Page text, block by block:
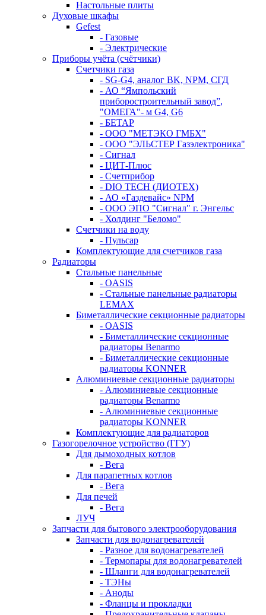
Настольные плиты
Духовые шкафы
Gefest
- Газовые
- Электрические
Приборы учёта (счётчики)
Счетчики газа
- SG-G4, аналог BK, NPM, СГД
- АО “Ямпольский
приборостроительный завод”,
"ОМЕГА"- м G4, G6
- БЕТАР
- ООО "МЕТЭКО ГМБХ"
- ООО "ЭЛЬСТЕР Газэлектроника"
- Сигнал
- ЦИТ-Плюс
- Счетприбор
- DIO TECH (ДИОТЕХ)
- АО «Газдевайс» NPM
- ООО ЭПО "Сигнал" г. Энгельс
- Холдинг "Беломо"
Счетчики на воду
- Пульсар
Комплектующие для счетчиков газа
Радиаторы
Стальные панельные
- OASIS
- Стальные панельные радиаторы
LEMAX
Биметаллические секционные радиаторы
- OASIS
- Биметаллические секционные
радиаторы Benarmo
- Биметаллические секционные
радиаторы KONNER
Алюминиевые секционные радиаторы
- Алюминиевые секционные
радиаторы Benarmo
- Алюминиевые секционные
радиаторы KONNER
Комплектующие для радиаторов
Газогорелочное устройство (ГГУ)
Для дымоходных котлов
- Вега
Для парапетных котлов
- Вега
Для печей
- Вега
ЛУЧ
Запчасти для бытового электрооборудования
Запчасти для водонагревателей
- Разное для водонагревателей
- Термопары для водонагревателей
- Шланги для водонагревателей
- ТЭНы
- Аноды
- Фланцы и прокладки